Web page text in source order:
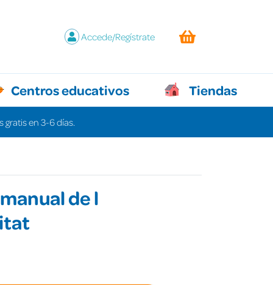
Accede/Regístrate
Centros educativos Tiendas
gratis en 3-6 días.
de l